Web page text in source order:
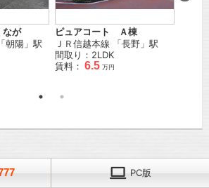
なが
「朝陽 」駅
ピュアコート Ａ棟
ＪＲ信越本線 「長野 」駅
間取り：2LDK
賃料： 6.5 万円
PC版